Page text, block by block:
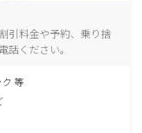
引料金や予約、乗り捨
ください。
ク 等